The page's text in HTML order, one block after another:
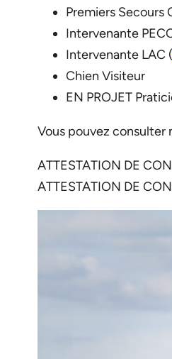
Premiers Secours
Intervenante
Intervenante LAC (
Chien Visiteur
EN PROJET
Vous pouvez consulter
ATTESTATION DE
ATTESTATION DE